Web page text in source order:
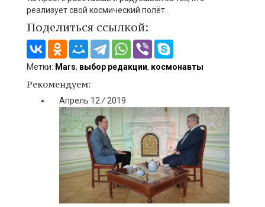
реализует свой космический полёт.
Поделиться ссылкой:
Метки: Mars, выбор редакции, космонавты
Рекомендуем:
Апрель 12/2019